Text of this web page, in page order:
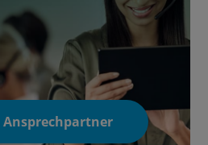
Ansprechpartner